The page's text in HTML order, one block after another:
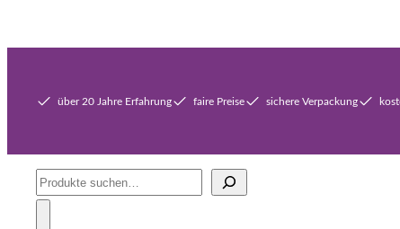
über 20 Jahre Erfahrung faire Preise sichere Verpackung
Suche